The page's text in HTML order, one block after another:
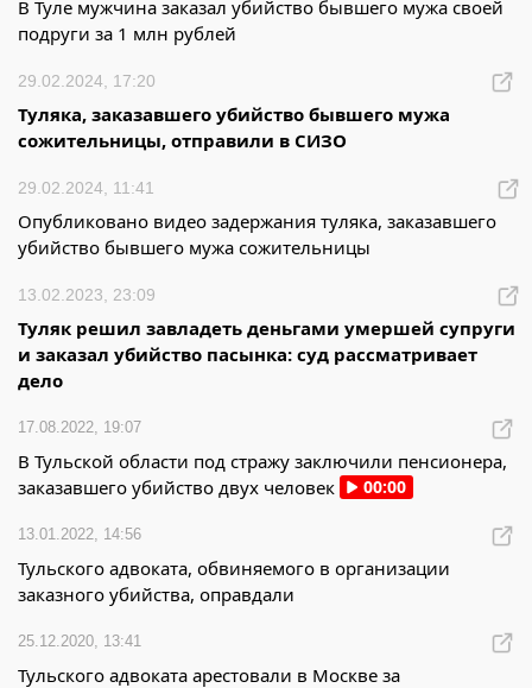
В Туле мужчина заказал убийство бывшего мужа своей
подруги за 1 млн рублей
29.02.2024, 17:20
Туляка, заказавшего убийство бывшего мужа
сожительницы, отправили в СИЗО
29.02.2024, 11:41
Опубликовано видео задержания туляка, заказавшего
убийство бывшего мужа сожительницы
13.02.2023, 23:09
Туляк решил завладеть деньгами умершей супруги
и заказал убийство пасынка: суд рассматривает
дело
17.08.2022, 19:07
В Тульской области под стражу заключили пенсионера,
заказавшего убийство двух человек
00:00
13.01.2022, 14:56
Тульского адвоката, обвиняемого в организации
заказного убийства, оправдали
25.12.2020, 13:41
Тульского адвоката арестовали в Москве за